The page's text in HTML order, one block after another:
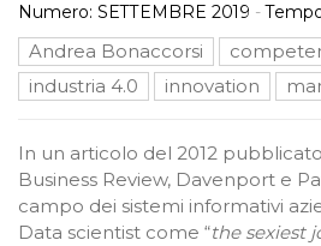
Numero: SETTEMBRE 2019 -
Andrea Bonaccorsi
industria 4.0
innovation
In un articolo del 2012
Business Review, Davenport e
campo dei sistemi informativi
Data scientist come “the sexiest